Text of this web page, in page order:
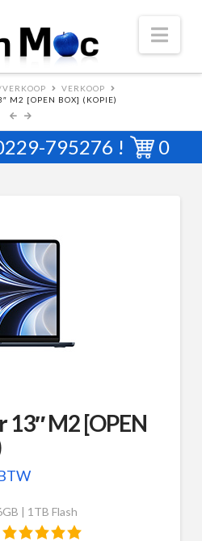
VERKOOP
M2 [OPEN BOX] (KOPIE)
795276 ! 0
M2 [OPEN
| 1TB Flash